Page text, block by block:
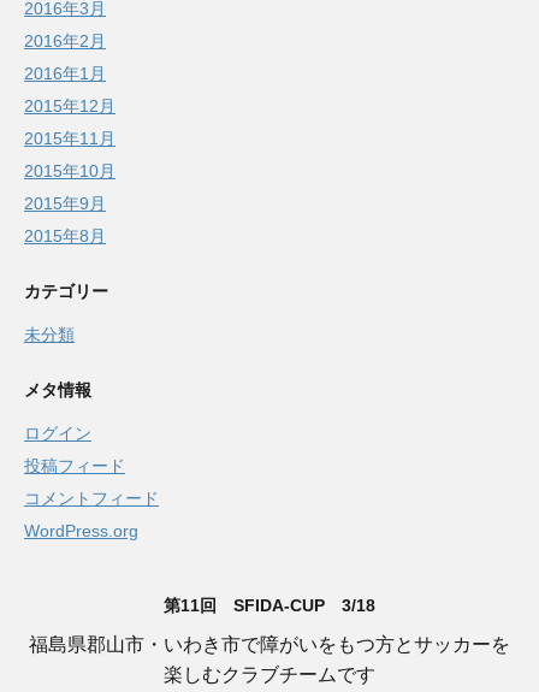
2016年3月
2016年2月
2016年1月
2015年12月
2015年11月
2015年10月
2015年9月
2015年8月
カテゴリー
未分類
メタ情報
ログイン
投稿フィード
コメントフィード
WordPress.org
第11回 SFIDA-CUP 3/18
福島県郡山市・いわき市で障がいをもつ方とサッカーを
楽しむクラブチームです